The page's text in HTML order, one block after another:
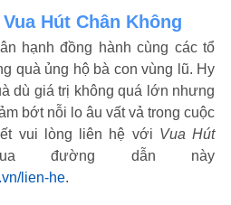
Hút Chân Không
hạnh đồng hành cùng các tổ
quà ủng hộ bà con vùng lũ. Hy
dù giá trị không quá lớn nhưng
bớt nỗi lo âu vất vả trong cuộc
vui lòng liên hệ với Vua Hút
đường dẫn này
lien-he.